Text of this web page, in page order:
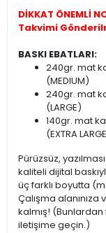
DİKKAT ÖNEMLİ
Takvimi
BASKI EBATLARI:
240gr. mat
(MEDIUM)
240gr. mat
(LARGE)
140gr. mat
(EXTRA
Pürüzsüz,
kaliteli dijital
üç farklı boyutta
Çalışma
kalmış!
iletişime geçin.)